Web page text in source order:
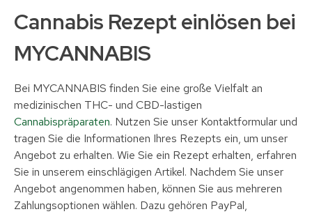
Cannabis Rezept einlösen bei
MYCANNABIS
Bei MYCANNABIS finden Sie eine große Vielfalt an
medizinischen THC- und CBD-lastigen
Cannabispräparaten. Nutzen Sie unser Kontaktformular und
tragen Sie die Informationen Ihres Rezepts ein, um unser
Angebot zu erhalten. Wie Sie ein Rezept erhalten, erfahren
Sie in unserem einschlägigen Artikel. Nachdem Sie unser
Angebot angenommen haben, können Sie aus mehreren
Zahlungsoptionen wählen. Dazu gehören PayPal,